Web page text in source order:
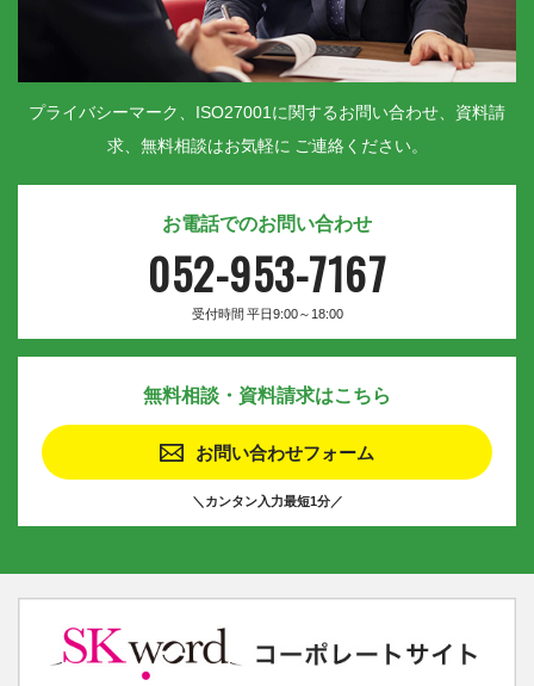
プライバシーマーク、ISO27001に関するお問い合わせ、資料請
求、無料相談はお気軽に ご連絡ください。
お電話でのお問い合わせ
052-953-7167
受付時間 平日9:00～18:00
無料相談・資料請求はこちら
お問い合わせフォーム
＼カンタン入力最短1分／